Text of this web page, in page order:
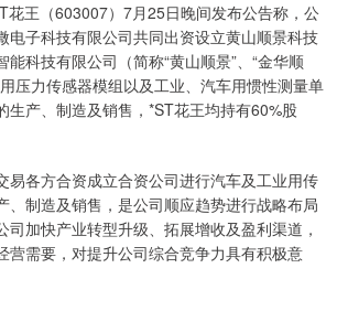
王（603007）7月25日晚间发布公告称，公
电子科技有限公司共同出资设立黄山顺景科技
科技有限公司（简称“黄山顺景”、“金华顺
压力传感器模组以及工业、汽车用惯性测量单
生产、制造及销售，*ST花王均持有60%股
各方合资成立合资公司进行汽车及工业用传
、制造及销售，是公司顺应趋势进行战略布局
司加快产业转型升级、拓展增收及盈利渠道，
营需要，对提升公司综合竞争力具有积极意